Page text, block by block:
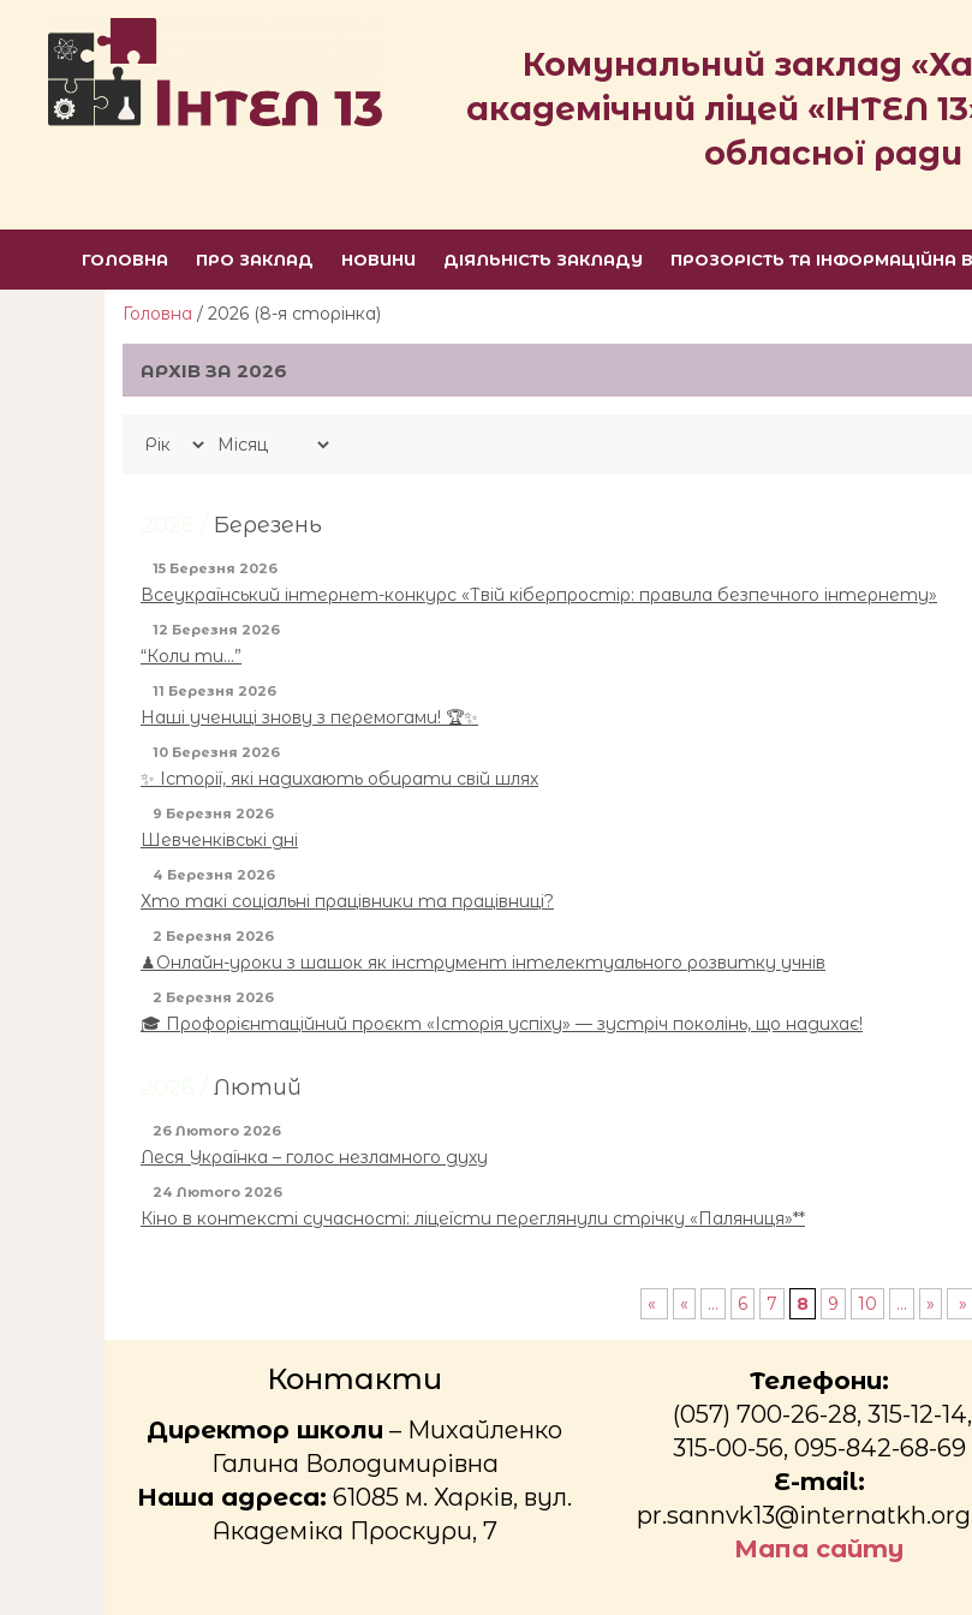
Комунальний заклад
академічний ліцей «ІНТЕЛ
обласної ради
ГОЛОВНА ПРО ЗАКЛАД НОВИНИ ДІЯЛЬНІСТЬ ЗАКЛАДУ ПРОЗОРІСТЬ ТА ІНФОРМАЦІЙНА
Головна / 2026 (8-я сторiнка)
АРХІВ ЗА 2026
Березень
15 Березня 2026
Всеукраїнський інтернет-конкурс «Твій кіберпростір: правила безпечного інтернету»
12 Березня 2026
“Коли ти…”
11 Березня 2026
Наші учениці знову з перемогами! 🏆✨
10 Березня 2026
✨ Історії, які надихають обирати свій шлях
9 Березня 2026
Шевченківські дні
4 Березня 2026
Хто такі соціальні працівники та працівниці?
2 Березня 2026
♟Онлайн-уроки з шашок як інструмент інтелектуального розвитку учнів
2 Березня 2026
🎓 Профорієнтаційний проєкт «Історія успіху» — зустріч поколінь, що надихає!
Лютий
26 Лютого 2026
Леся Українка – голос незламного духу
24 Лютого 2026
Кіно в контексті сучасності: ліцеїсти переглянули стрічку «Паляниця»**
« « ... 6 7 8 9 10 ... » »
Контакти
Директор школи – Михайленко
Галина Володимирівна
Наша адреса: 61085 м. Харків, вул.
Академіка Проскури, 7
Телефони:
(057) 700-26-28, 315-12-14,
315-00-56, 095-842-68-69
E-mail:
Мапа сайту